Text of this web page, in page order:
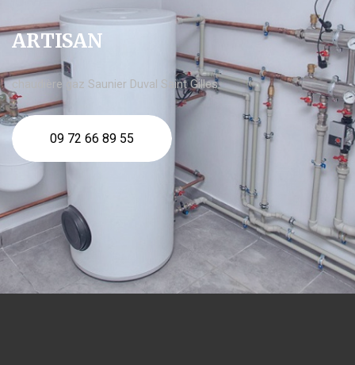
ARTISAN
chaudière gaz Saunier Duval Saint Gilles
09 72 66 89 55